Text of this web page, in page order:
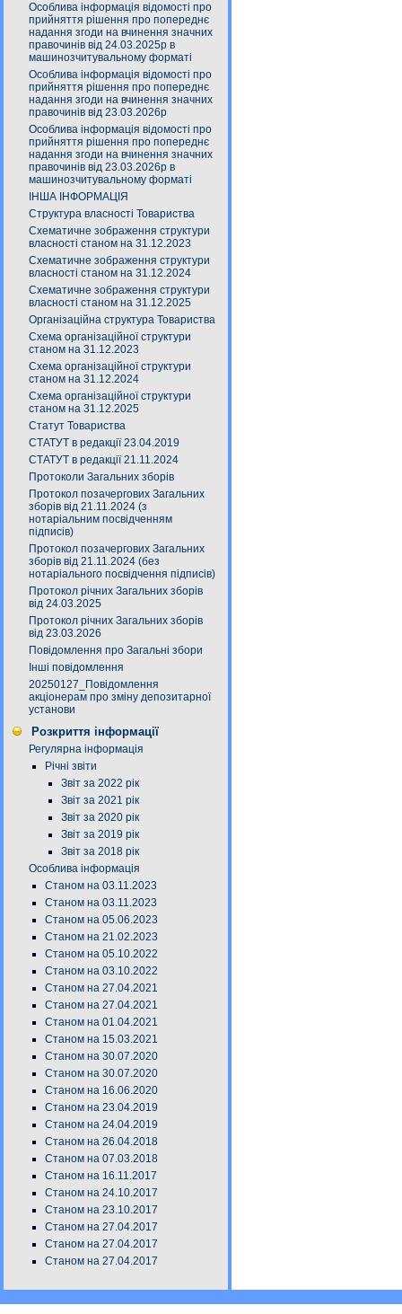
Особлива інформація відомості про
прийняття рішення про попереднє
надання згоди на вчинення значних
правочинів від 24.03.2025р в
машинозчитувальному форматі
Особлива інформація відомості про
прийняття рішення про попереднє
надання згоди на вчинення значних
правочинів від 23.03.2026р
Особлива інформація відомості про
прийняття рішення про попереднє
надання згоди на вчинення значних
правочинів від 23.03.2026р в
машинозчитувальному форматі
ІНША ІНФОРМАЦІЯ
Структура власності Товариства
Схематичне зображення структури
власності станом на 31.12.2023
Схематичне зображення структури
власності станом на 31.12.2024
Схематичне зображення структури
власності станом на 31.12.2025
Організаційна структура Товариства
Схема організаційної структури
станом на 31.12.2023
Схема організаційної структури
станом на 31.12.2024
Схема організаційної структури
станом на 31.12.2025
Статут Товариства
СТАТУТ в редакції 23.04.2019
СТАТУТ в редакції 21.11.2024
Протоколи Загальних зборів
Протокол позачергових Загальних
зборів від 21.11.2024 (з
нотаріальним посвідченням
підписів)
Протокол позачергових Загальних
зборів від 21.11.2024 (без
нотаріального посвідчення підписів)
Протокол річних Загальних зборів
від 24.03.2025
Протокол річних Загальних зборів
від 23.03.2026
Повідомлення про Загальні збори
Інші повідомлення
20250127_Повідомлення
акціонерам про зміну депозитарної
установи
Розкриття інформації
Регулярна інформація
Річні звіти
Звіт за 2022 рік
Звіт за 2021 рік
Звіт за 2020 рік
Звіт за 2019 рік
Звіт за 2018 рік
Особлива інформація
Станом на 03.11.2023
Станом на 03.11.2023
Станом на 05.06.2023
Станом на 21.02.2023
Станом на 05.10.2022
Станом на 03.10.2022
Станом на 27.04.2021
Станом на 27.04.2021
Станом на 01.04.2021
Станом на 15.03.2021
Станом на 30.07.2020
Станом на 30.07.2020
Станом на 16.06.2020
Станом на 23.04.2019
Станом на 24.04.2019
Станом на 26.04.2018
Станом на 07.03.2018
Станом на 16.11.2017
Станом на 24.10.2017
Станом на 23.10.2017
Станом на 27.04.2017
Станом на 27.04.2017
Станом на 27.04.2017